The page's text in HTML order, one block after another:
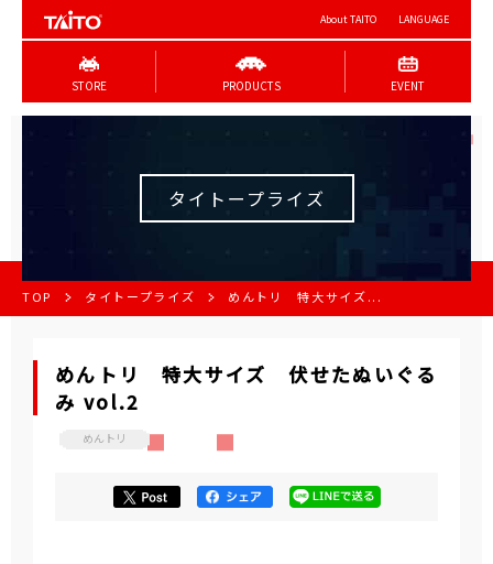
About TAITO LANGUAGE
STORE PRODUCTS EVENT
タイトープライズ
TOP タイトープライズ めんトリ 特大サイズ...
めんトリ 特大サイズ 伏せたぬいぐる
み vol.2
めんトリ